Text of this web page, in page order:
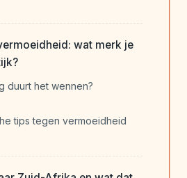
wat merk je
duurt het wennen?
tips tegen vermoeidheid